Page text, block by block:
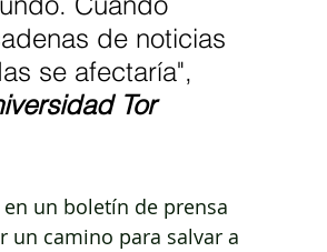
de noticias
se afectaría",
Tor
en un boletín de prensa
un camino para salvar a